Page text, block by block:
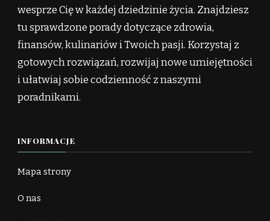
wesprze Cię w każdej dziedzinie życia. Znajdziesz
tu sprawdzone porady dotyczące zdrowia,
finansów, kulinariów i Twoich pasji. Korzystaj z
gotowych rozwiązań, rozwijaj nowe umiejętności
i ułatwiaj sobie codzienność z naszymi
poradnikami.
INFORMACJE
Mapa strony
O nas